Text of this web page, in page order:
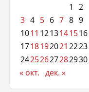
1
2
3 4 5 6 7 8 9
1011 1213141516
1718192021 2223
24252627282930
« окт. дек. »